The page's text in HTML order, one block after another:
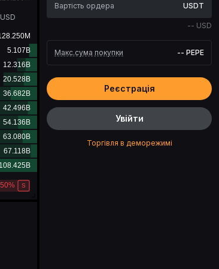
USD
USDT
-- USD
Макс.сума покупки -- PEPE
Реєстрація
Увійти
Торгівля в деморежимі